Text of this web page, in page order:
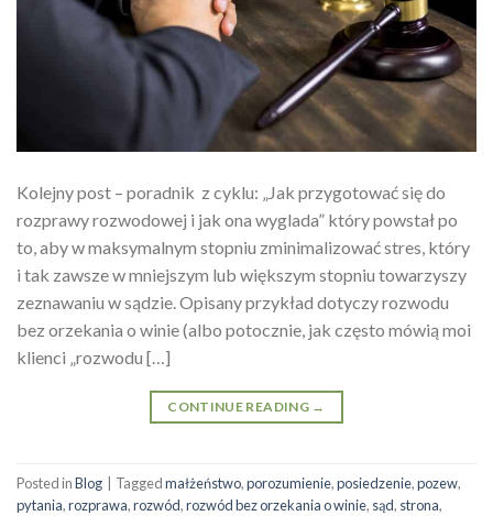
Kolejny post – poradnik z cyklu: „Jak przygotować się do
rozprawy rozwodowej i jak ona wyglada” który powstał po
to, aby w maksymalnym stopniu zminimalizować stres, który
i tak zawsze w mniejszym lub większym stopniu towarzyszy
zeznawaniu w sądzie. Opisany przykład dotyczy rozwodu
bez orzekania o winie (albo potocznie, jak często mówią moi
klienci „rozwodu […]
CONTINUE READING →
Posted inBlog Taggedmałżeństwo,porozumienie,posiedzenie,pozew,
pytania,rozprawa,rozwód,rozwód bez orzekania o winie, sąd, strona,